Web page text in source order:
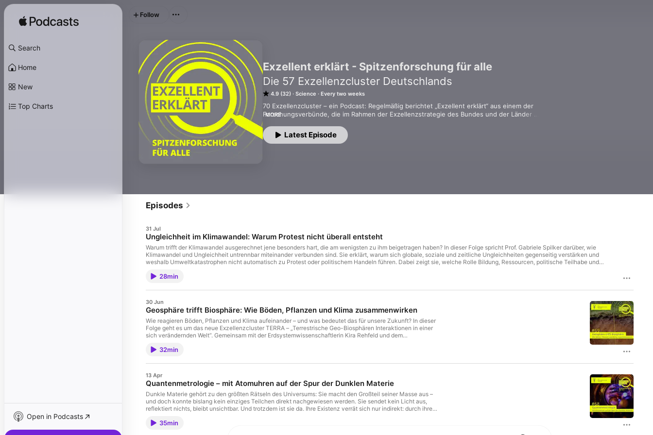
Search
Home
New
Top Charts
Open in Podcasts
Exzellent erklärt - Spitzenforschung für alle
Die 57 Exzellenzcluster Deutschlands
4.9 (32) Science Every two weeks
70 Exzellenzcluster – ein Podcast: Regelmäßig berichtet „Exzellent erklärt“ aus einem der
Forschungsverbünde, die im Rahmen der Exzellenzstrategie des Bundes und der Länder
Die Reise geht quer durch die Republik und genauso vielfältig wie die Standorte sind die
Themen: von A wie Afrikastudien bis Z wie Zukunft der Medizin. In jeder Folge interviewt die
MORE
Latest Episode
Follow
Episodes
31 Jul
Ungleichheit im Klimawandel: Warum Protest nicht überall entsteht
Warum trifft der Klimawandel ausgerechnet jene besonders hart, die am wenigsten zu ihm beigetragen haben? In dieser Folge spricht Prof. Gabriele Spilker darüber, wie
Klimawandel und Ungleichheit untrennbar miteinander verbunden sind. Sie erklärt, warum sich globale, soziale und zeitliche Ungleichheiten gegenseitig verstärken und
weshalb Umweltkatastrophen nicht automatisch zu Protest oder politischem Handeln führen. Dabei zeigt sie, welche Rolle Bildung, Ressourcen, politische Teilhabe und
28min
30 Jun
Geosphäre trifft Biosphäre: Wie Böden, Pflanzen und Klima zusammenwirken
Wie reagieren Böden, Pflanzen und Klima aufeinander – und was bedeutet das für unsere Zukunft? In dieser
Folge geht es um das neue Exzellenzcluster TERRA – „Terrestrische Geo-Biosphären Interaktionen in einer
sich verändernden Welt“. Gemeinsam mit der Erdsystemwissenschaftlerin Kira Rehfeld und dem
zwischen belebter und unbelebter Umwelt entscheidend für das Verständnis des Klimawandels sind. Die
den globalen Kohlenstoffkreislauf so wichtig sind und weshalb heutige Klimamodelle viele Prozesse noch
nicht ausreichend abbilden können. Dabei reicht der Blick von Mikroorganismen im Boden bis zu globalen
Klimaveränderungen und Millionen Jahren Erdgeschichte. Im Mittelpunkt steht zudem ein weltweit
einzigartiges Freilandexperiment im „Diversitorium“: Durch die gezielte Veränderung von Pflanzen, Böden
und Klimafaktoren untersuchen Forschende, wie stabil Ökosysteme sind und wie sie auf
Umweltveränderungen reagieren.
32min
13 Apr
Quantenmetrologie – mit Atomuhren auf der Spur der Dunklen Materie
Dunkle Materie gehört zu den größten Rätseln des Universums: Sie macht den Großteil seiner Masse aus –
und doch konnte bislang kein einziges Teilchen direkt nachgewiesen werden. Sie sendet kein Licht aus,
reflektiert nichts, bleibt unsichtbar. Und trotzdem ist sie da. Ihre Existenz verrät sich nur indirekt: durch ihre
Gesetzen der Physik möglich wäre. Etwas Unsichtbares muss sie zusätzlich antreiben. Bei der Suche nach
35min